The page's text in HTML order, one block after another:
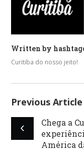
Written by
Curitiba do nosso jeito!
Previous Article
Chega a
América